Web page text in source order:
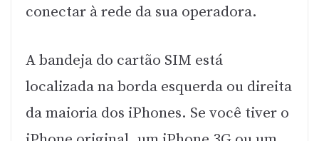
conectar à rede da sua operadora.
A bandeja do cartão SIM está
localizada na borda esquerda ou direita
da maioria dos iPhones. Se você tiver o